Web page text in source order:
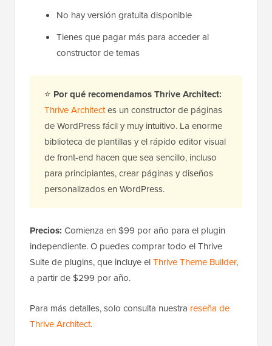
No hay versión gratuita disponible
Tienes que pagar más para acceder al
constructor de temas
⭐ Por qué recomendamos Thrive Architect:
Thrive Architectes un constructor de páginas
de WordPress fácil y muy intuitivo. La enorme
biblioteca de plantillas y el rápido editor visual
de front-end hacen que sea sencillo, incluso
para principiantes, crear páginas y diseños
personalizados en WordPress.
Precios: Comienza en $99 por año para el plugin
independiente. O puedes comprar todo el Thrive
Suite de plugins, que incluye elThrive Theme Builder,
a partir de $299 por año.
Para más detalles, solo consulta nuestra reseña de
Thrive Architect.